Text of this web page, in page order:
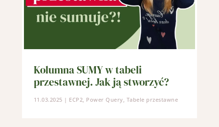
Kolumna SUMY w tabeli
przestawnej. Jak ją stworzyć?
11.03.2025 | ECP2, Power Query, Tabele przestawne